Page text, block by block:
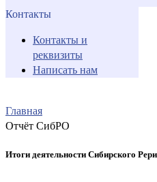
Контакты
Контакты и
реквизиты
Написать нам
Главная
Отчёт СибРО
Итоги деятельности Сибирского